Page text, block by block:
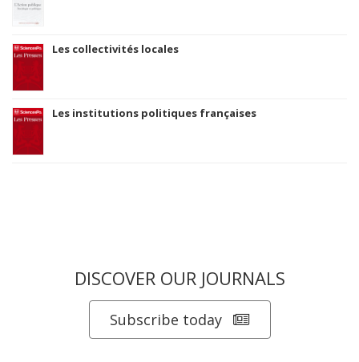
Les collectivités locales
Les institutions politiques françaises
DISCOVER OUR JOURNALS
Subscribe today